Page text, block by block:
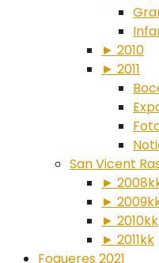
► 2010
► 2011
San Vicent
►
►
► 2010kk
► 2011kk
Fogueres 2021